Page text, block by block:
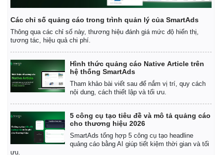
Các chỉ số quảng cáo trong trình quản lý của SmartAds
Thông qua các chỉ số này, thương hiệu đánh giá mức độ hiển thị,
tương tác, hiệu quả chi phí.
Hình thức quảng cáo Native Article trên
hệ thống SmartAds
Tham khảo bài viết sau để nắm vị trí, quy cách
nội dung, cách thiết lập và tối ưu.
5 công cụ tạo tiêu đề và mô tả quảng cáo
cho thương hiệu 2026
SmartAds tổng hợp 5 công cụ tạo headline
quảng cáo bằng AI giúp tiết kiệm thời gian và tối
ưu.